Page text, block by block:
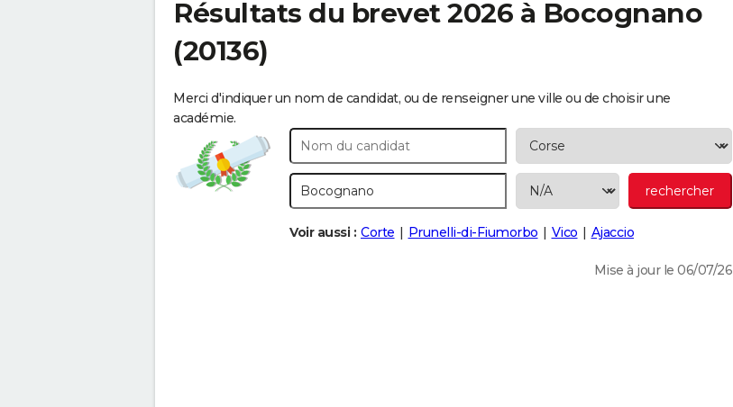
Résultats du brevet 2026 à Bocognano
(20136)
Merci d'indiquer un nom de candidat, ou de renseigner une ville ou de choisir une
académie.
Voir aussi : Corte Prunelli-di-Fiumorbo Vico Ajaccio
Mise à jour le 06/07/26